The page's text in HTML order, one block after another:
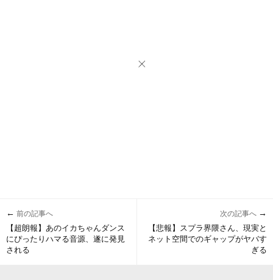
← 前の記事へ
【超朗報】あのイカちゃんダンス
にぴったりハマる音源、遂に発見
される
次の記事へ →
【悲報】スプラ界隈さん、現実と
ネット空間でのギャップがヤバす
ぎる